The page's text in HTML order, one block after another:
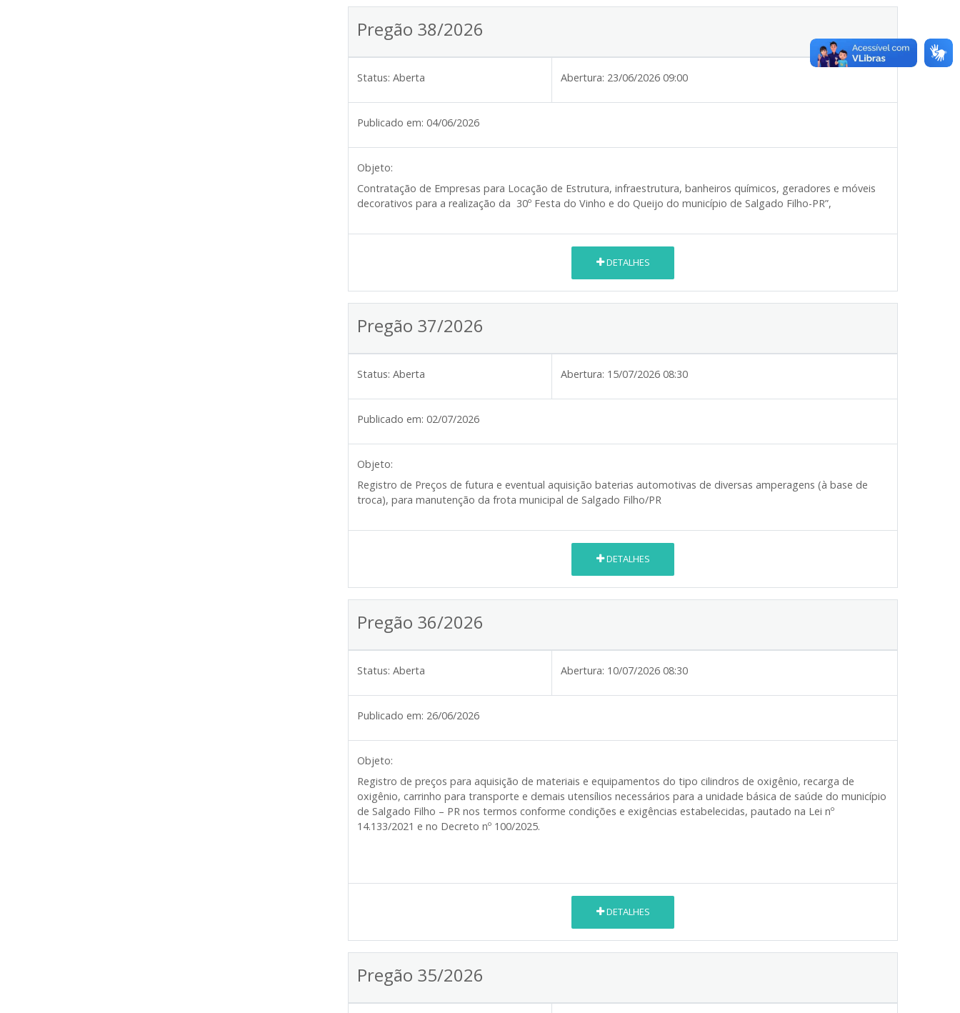
Pregão 38/2026
Status: Aberta Abertura: 23/06/2026 09:00
Publicado em: 04/06/2026
Objeto:
Contratação de Empresas para Locação de Estrutura, infraestrutura, banheiros químicos, geradores e móveis
decorativos para a realização da 30º Festa do Vinho e do Queijo do município de Salgado Filho-PR”,
DETALHES
Pregão 37/2026
Status: Aberta Abertura: 15/07/2026 08:30
Publicado em: 02/07/2026
Objeto:
Registro de Preços de futura e eventual aquisição baterias automotivas de diversas amperagens (à base de
troca), para manutenção da frota municipal de Salgado Filho/PR
DETALHES
Pregão 36/2026
Status: Aberta Abertura: 10/07/2026 08:30
Publicado em: 26/06/2026
Objeto:
Registro de preços para aquisição de materiais e equipamentos do tipo cilindros de oxigênio, recarga de
oxigênio, carrinho para transporte e demais utensílios necessários para a unidade básica de saúde do município
de Salgado Filho – PR nos termos conforme condições e exigências estabelecidas, pautado na Lei nº
14.133/2021 e no Decreto nº 100/2025.
DETALHES
Pregão 35/2026